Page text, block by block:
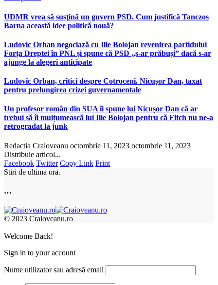
UDMR vrea să susţină un guvern PSD. Cum justifică Tanczos
Barna această idee politică nouă?
Ludovic Orban negociază cu Ilie Bolojan revenirea partidului
Forța Dreptei în PNL şi spune că PSD „s-ar prăbuși” dacă s-ar
ajunge la alegeri anticipate
Ludovic Orban, critici despre Cotroceni. Nicușor Dan, taxat
pentru prelungirea crizei guvernamentale
Un profesor român din SUA îi spune lui Nicușor Dan că ar
trebui să îi mulțumească lui Ilie Bolojan pentru că Fitch nu ne-a
retrogradat la junk
Redactia Craioveanu octombrie 11, 2023 octombrie 11, 2023
Distribuie articol...
Facebook Twitter Copy Link Print
Stiri de ultima ora.
…
© 2023 Craioveanu.ro
Welcome Back!
Sign in to your account
Nume utilizator sau adresă email